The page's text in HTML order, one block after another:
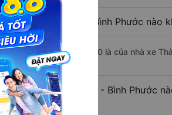
Nai từ Bù Đăng - Bình Phước nào
nhất là vào lúc 13:30 là của nhà xe
Nai từ Bù Đăng - Bình Phước